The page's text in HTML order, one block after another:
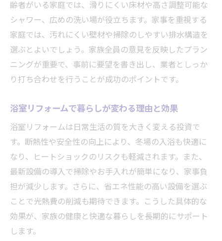
指定工事店による安心の浴室リフォーム相
談
地域密着型の浴室リフォームは信頼性が違
う
小田原市の実績豊富な浴室リフォーム業者
朝倉風呂も参考になる地元相談のメリット
浴室リフォーム後のサポート体制を重視し
よう
地域密着型ならではの浴室リフォーム体験
談
浴室リフォームを成功させるための実践ノウハ
ウ
浴室リフォーム計画の立て方と失敗しない
齢者がいる家庭では、滑りにくい床材や高さ調整可能な
シャワー、広めの洗い場が役立ちます。家事を重視する
家庭では、汚れにくい壁材や掃除のしやすい排水構造を
選ぶとよいでしょう。家族全員の意見を反映したプラン
ニングが重要で、事前に要望を書き出し、業者としっか
り打ち合わせを行うことが成功のポイントです。
浴室リフォームで暮らしが変わる理由と効果
浴室リフォームは日常生活の質を大きく変える投資で
す。断熱性や安全性の向上により、冬場の入浴も快適に
なり、ヒートショックのリスクも軽減されます。また、
最新設備の導入で掃除やお手入れが簡単になり、家事負
担が減少します。さらに、省エネ性能の高い設備を選ぶ
ことで光熱費の削減も期待できます。こうした具体的な
効果が、家族の健康と快適な暮らしを長期的にサポート
します。